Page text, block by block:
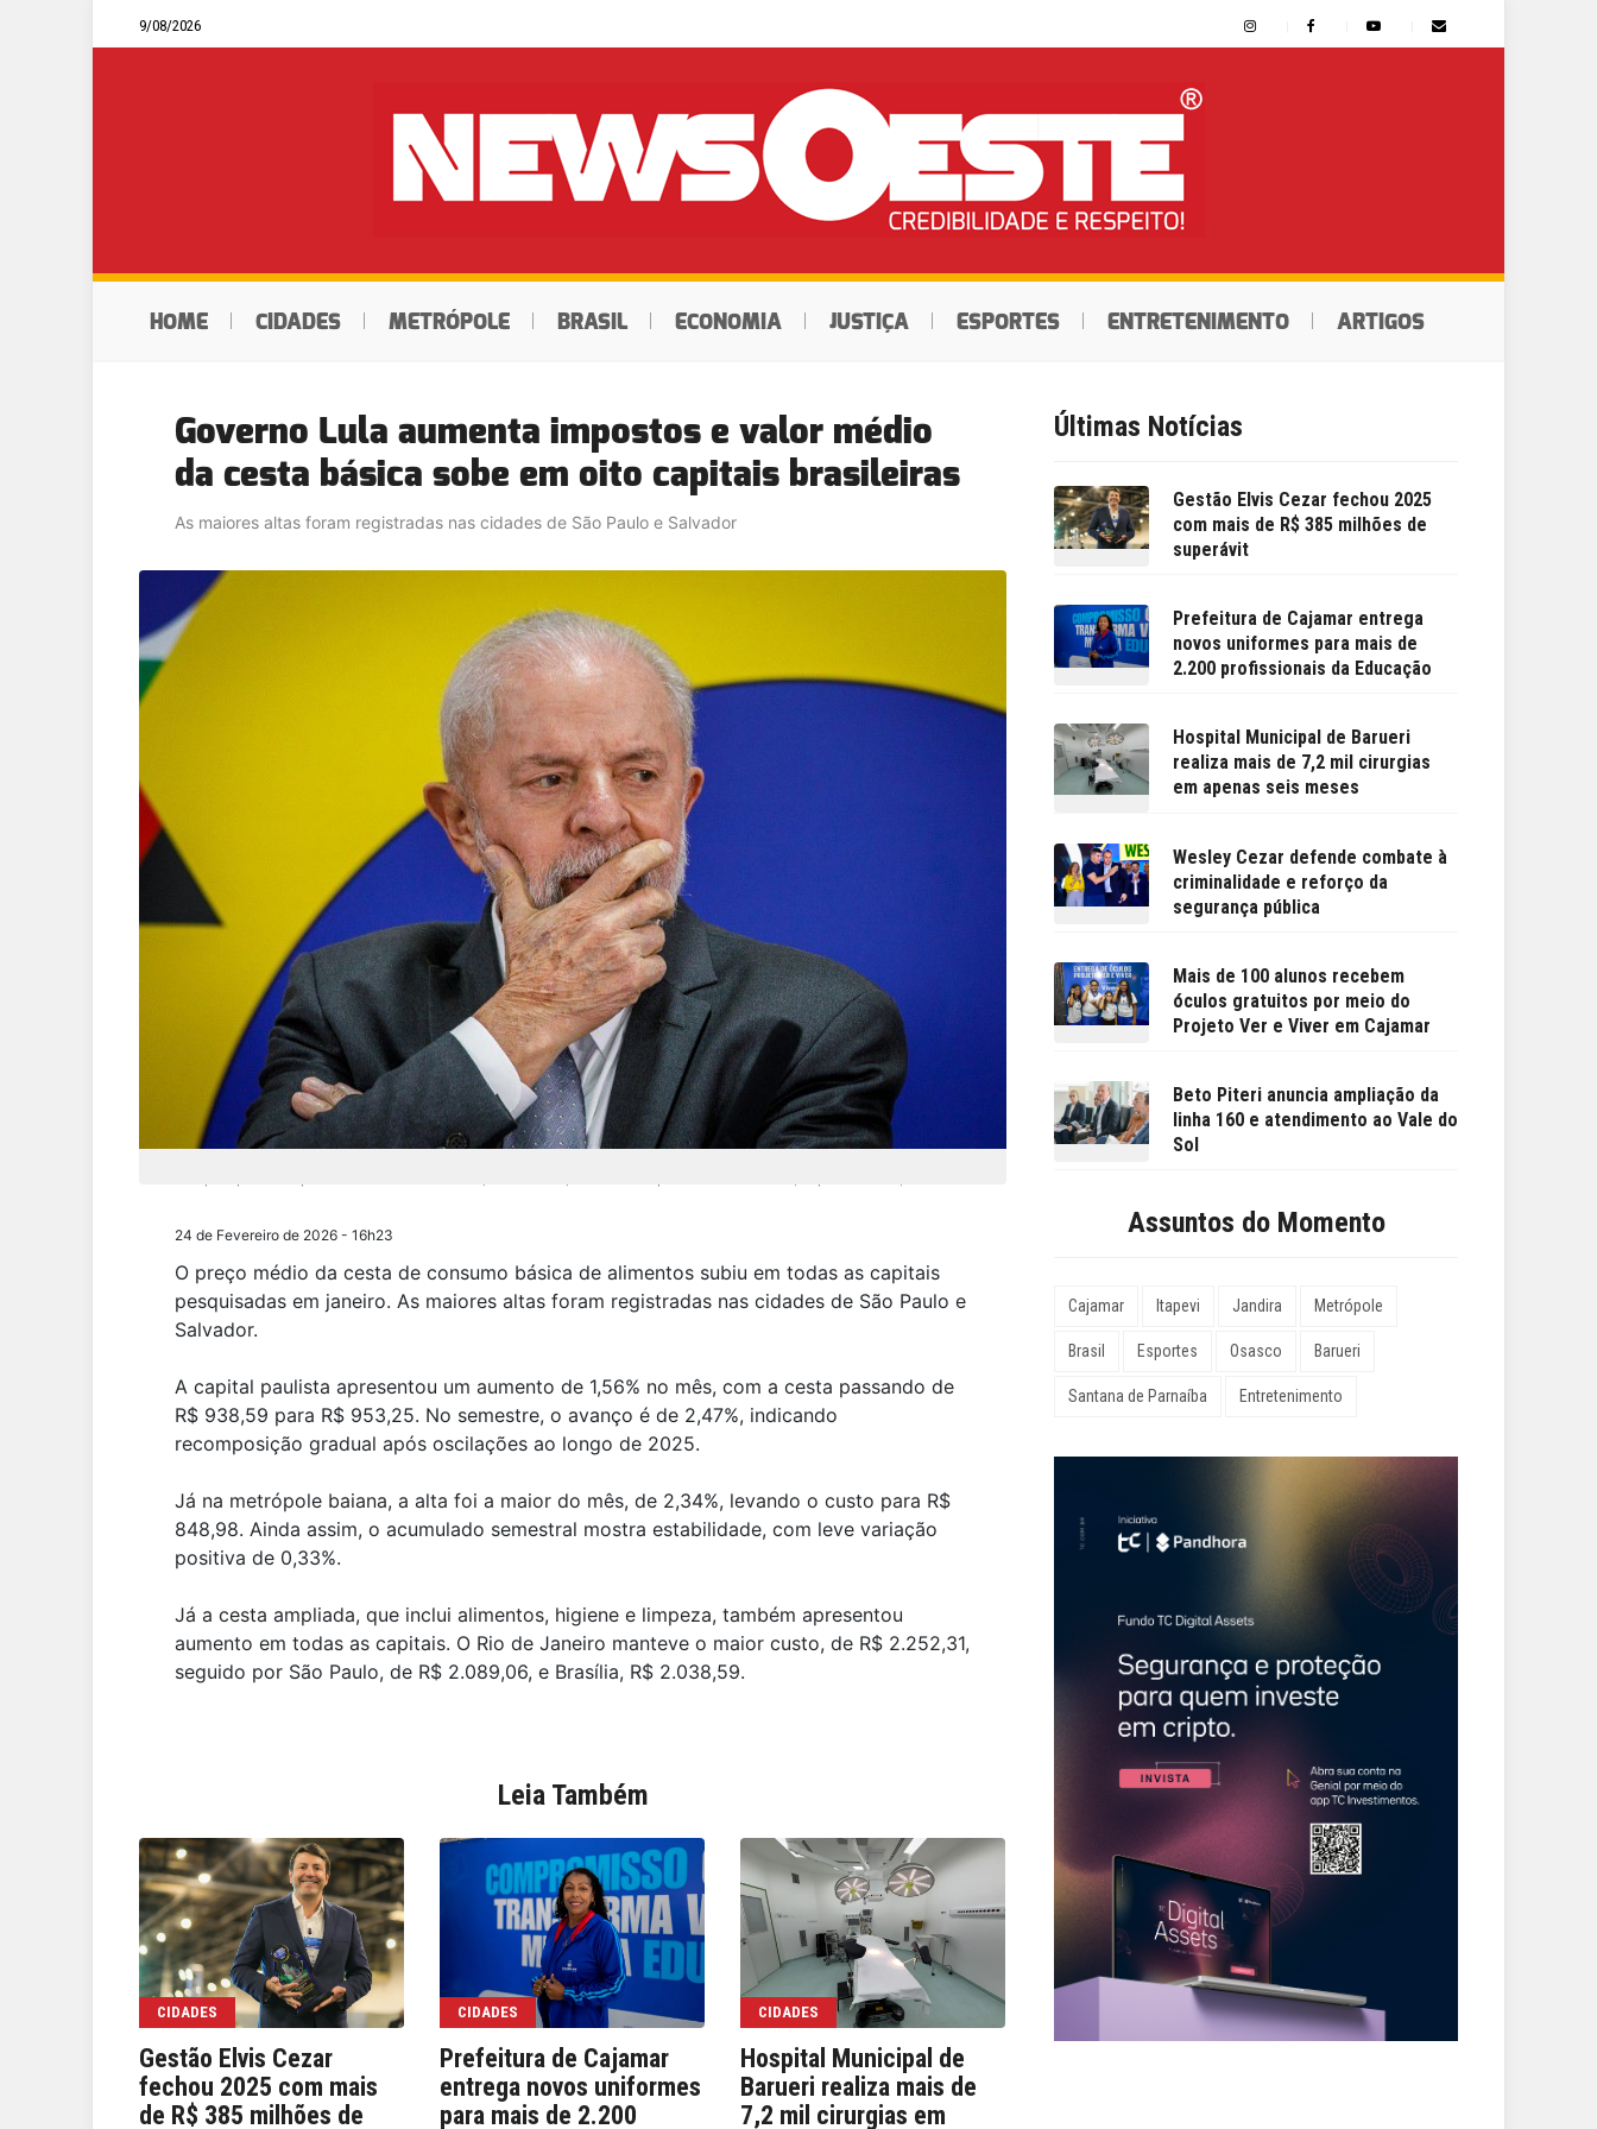
9/08/2026
HOME CIDADES METRÓPOLE BRASIL ECONOMIA JUSTIÇA ESPORTES ENTRETENIMENTO ARTIGOS
Governo Lula aumenta impostos e valor médio
da cesta básica sobe em oito capitais brasileiras
As maiores altas foram registradas nas cidades de São Paulo e Salvador
24 de Fevereiro de 2026 - 16h23
O preço médio da cesta de consumo básica de alimentos subiu em todas as capitais
pesquisadas em janeiro. As maiores altas foram registradas nas cidades de São Paulo e
Salvador.
A capital paulista apresentou um aumento de 1,56% no mês, com a cesta passando de
R$ 938,59 para R$ 953,25. No semestre, o avanço é de 2,47%, indicando
recomposição gradual após oscilações ao longo de 2025.
Já na metrópole baiana, a alta foi a maior do mês, de 2,34%, levando o custo para R$
848,98. Ainda assim, o acumulado semestral mostra estabilidade, com leve variação
positiva de 0,33%.
Já a cesta ampliada, que inclui alimentos, higiene e limpeza, também apresentou
aumento em todas as capitais. O Rio de Janeiro manteve o maior custo, de R$ 2.252,31,
seguido por São Paulo, de R$ 2.089,06, e Brasília, R$ 2.038,59.
Leia Também
CIDADES
Gestão Elvis Cezar
fechou 2025 com mais
de R$ 385 milhões de
CIDADES
Prefeitura de Cajamar
entrega novos uniformes
para mais de 2.200
CIDADES
Hospital Municipal de
Barueri realiza mais de
7,2 mil cirurgias em
CIDADES
Últimas Notícias
Gestão Elvis Cezar fechou 2025
com mais de R$ 385 milhões de
superávit
Prefeitura de Cajamar entrega
novos uniformes para mais de
2.200 profissionais da Educação
Hospital Municipal de Barueri
realiza mais de 7,2 mil cirurgias
em apenas seis meses
Wesley Cezar defende combate à
criminalidade e reforço da
segurança pública
Mais de 100 alunos recebem
óculos gratuitos por meio do
Projeto Ver e Viver em Cajamar
Beto Piteri anuncia ampliação da
linha 160 e atendimento ao Vale do
Sol
Assuntos do Momento
Cajamar Itapevi Jandira Metrópole
Brasil Esportes Osasco Barueri
Santana de Parnaíba Entretenimento